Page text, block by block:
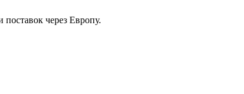
через Европу.